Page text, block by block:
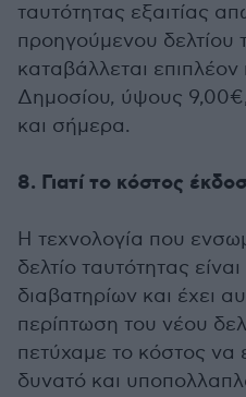
ταυτότητας εξαιτίας
προηγούμενου δελτίου
καταβάλλεται
Δημοσίου, ύψους
και σήμερα.
8. Γιατί το κόστος
Η τεχνολογία που
δελτίο ταυτότητας
διαβατηρίων και έχει
περίπτωση του νέου
πετύχαμε το κόστος να
δυνατό και